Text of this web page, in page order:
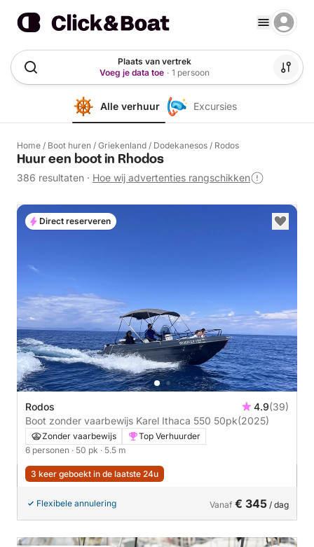
Plaats van vertrek
Voeg je data toe · 1 persoon
Alle verhuur Excursies
Home / Boot huren / Griekenland / Dodekanesos / Rodos
Huur een boot in Rhodos
386 resultaten · Hoe wij advertenties rangschikken
Rodos 4.9(39)
Boot zonder vaarbewijs Karel Ithaca 550 50pk(2025)
Zonder vaarbewijs
Top Verhuurder
6 personen · 50 pk · 5.5 m
3 keer geboekt in de laatste 24u
Flexibele annulering Vanaf € 345 / dag
Direct reserveren